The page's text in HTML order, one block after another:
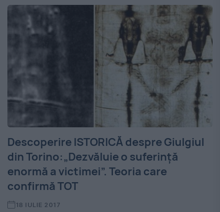
Descoperire ISTORICĂ despre Giulgiul
din Torino:„Dezvăluie o suferinţă
enormă a victimei”. Teoria care
confirmă TOT
18 IULIE 2017